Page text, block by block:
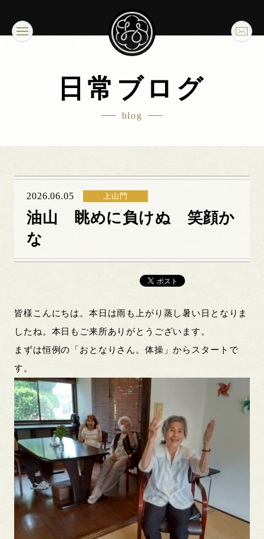
日常ブログ
blog
2026.06.05 上山門
油山 眺めに負けぬ 笑顔か
な
皆様こんにちは。本日は雨も上がり蒸し暑い日となりま
したね。本日もご来所ありがとうございます。
まずは恒例の「おとなりさん。体操」からスタートで
す。